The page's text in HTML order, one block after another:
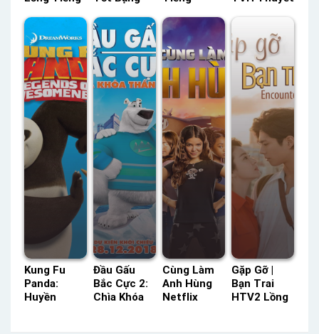
Thuyết
Minh –
Status: 21 /
21 Lồng
Tiếng –
Thuyết
Minh
Thuyết
Minh –
Status: 20 /
20 Thuyết
Minh
Lồng Tiếng
Status: 16 /
16 Thuyết
Minh
Kung Fu
Panda:
Huyền
Đầu Gấu
Bắc Cực 2:
Chìa Khóa
Cùng Làm
Anh Hùng
Netflix
Gặp Gỡ |
Bạn Trai
HTV2 Lồng